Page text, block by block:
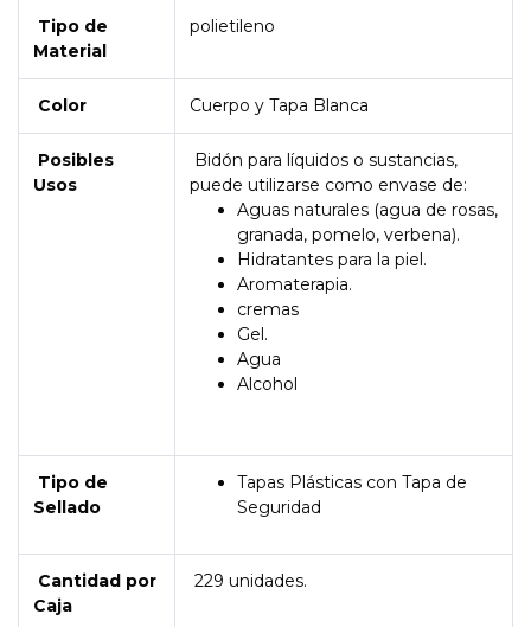
Tipo de
Material
polietileno
Color Cuerpo y Tapa Blanca
Posibles
Usos
Bidón para líquidos o sustancias,
puede utilizarse como envase de:
Aguas naturales (agua de rosas,
granada, pomelo, verbena).
Hidratantes para la piel.
Aromaterapia.
cremas
Gel.
Agua
Alcohol
Tipo de
Sellado
Tapas Plásticas con Tapa de
Seguridad
Cantidad por
Caja
229 unidades.